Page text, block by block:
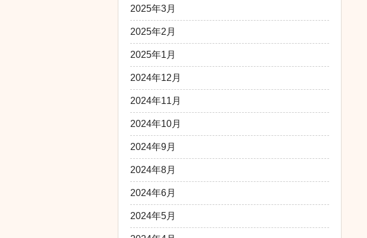
2025年3月
2025年2月
2025年1月
2024年12月
2024年11月
2024年10月
2024年9月
2024年8月
2024年6月
2024年5月